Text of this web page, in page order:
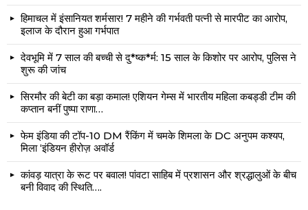
हिमाचल में इंसानियत शर्मसार! 7 महीने की गर्भवती पत्नी से मारपीट का आरोप,
इलाज के दौरान हुआ गर्भपात
देवभूमि में 7 साल की बच्ची से दु*ष्क*र्म: 15 साल के किशोर पर आरोप, पुलिस ने
शुरू की जांच
सिरमौर की बेटी का बड़ा कमाल! एशियन गेम्स में भारतीय महिला कबड्डी टीम की
कप्तान बनीं पुष्पा राणा…
फेम इंडिया की टॉप-10 DM रैंकिंग में चमके शिमला के DC अनुपम कश्यप,
मिला ‘इंडियन हीरोज़ अवॉर्ड
कांवड़ यात्रा के रूट पर बवाल! पांवटा साहिब में प्रशासन और श्रद्धालुओं के बीच
बनी विवाद की स्थिति….